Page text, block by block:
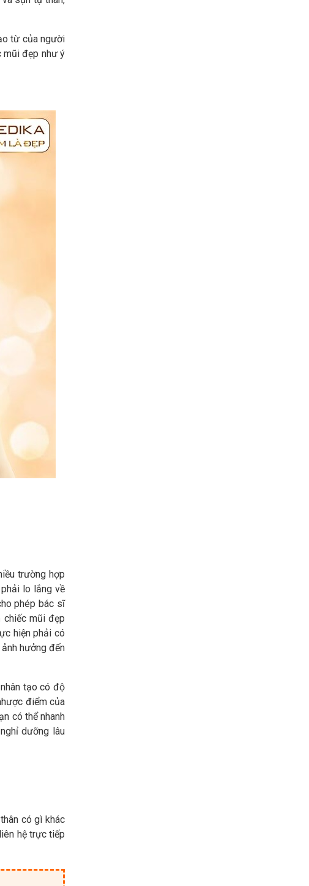
từ của người
mũi đẹp như ý
trường hợp
lo lắng về
phép bác sĩ
chiếc mũi đẹp
hiện phải có
hưởng đến
tạo có độ
điểm của
có thể nhanh
dưỡng lâu
có gì khác
hệ trực tiếp